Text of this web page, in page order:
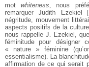
motwhiteness, nous
remarquer Judith Ezekiel
[
négritude, mouvement
aspects positifs de la
nous rappelle J. Ezekiel,
féminitude pour désigner
« nature » féminine
essentialisme). La
affirmation de ce qui serait